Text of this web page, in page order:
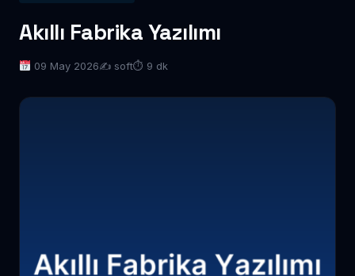
Akıllı Fabrika Yazılımı
09 May 2026✍️ soft⏱ 9 dk